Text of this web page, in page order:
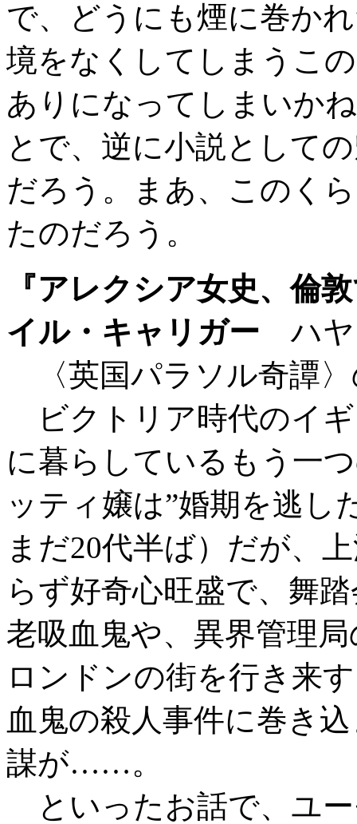
で、どうにも煙に巻か
境をなくしてしまうこ
ありになってしまいか
とで、逆に小説として
だろう。まあ、このく
たのだろう。
『アレクシア女史、倫
イル・キャリガー ハヤ
〈英国パラソル奇譚〉
ビクトリア時代のイ
に暮らしているもう一
ッティ嬢は”婚期を逃し
まだ20代半ば）だが、
らず好奇心旺盛で、舞
老吸血鬼や、異界管理
ロンドンの街を行き来
血鬼の殺人事件に巻き
謀が……。
といったお話で、ユ